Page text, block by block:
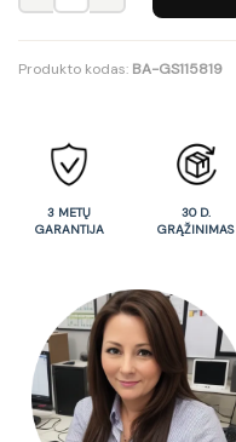
Produkto kodas: BA-GS115819
3 METŲ
GARANTIJA
30 D.
GRĄŽINIMAS